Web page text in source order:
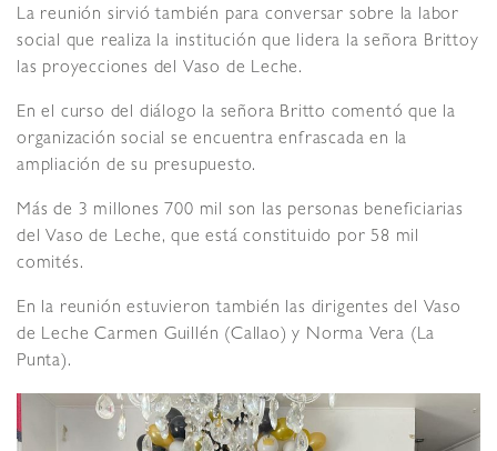
La reunión sirvió también para conversar sobre la labor
social que realiza la institución que lidera la señora Brittoy
las proyecciones del Vaso de Leche.
En el curso del diálogo la señora Britto comentó que la
organización social se encuentra enfrascada en la
ampliación de su presupuesto.
Más de 3 millones 700 mil son las personas beneficiarias
del Vaso de Leche, que está constituido por 58 mil
comités.
En la reunión estuvieron también las dirigentes del Vaso
de Leche Carmen Guillén (Callao) y Norma Vera (La
Punta).